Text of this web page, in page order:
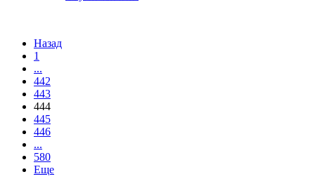
Назад
1
...
442
443
444
445
446
...
580
Еще